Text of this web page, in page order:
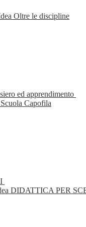
Oltre le discipline
ed apprendimento
Capofila
DIDATTICA PER